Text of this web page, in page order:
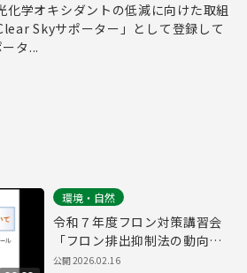
化学オキシダントの低減に向けた取組
Skyサポーター」として登録して
タ...
環境・自然
令和７年度フロン対策講習会
「フロン排出抑制法の動向に
ついて」
公開2026.02.16